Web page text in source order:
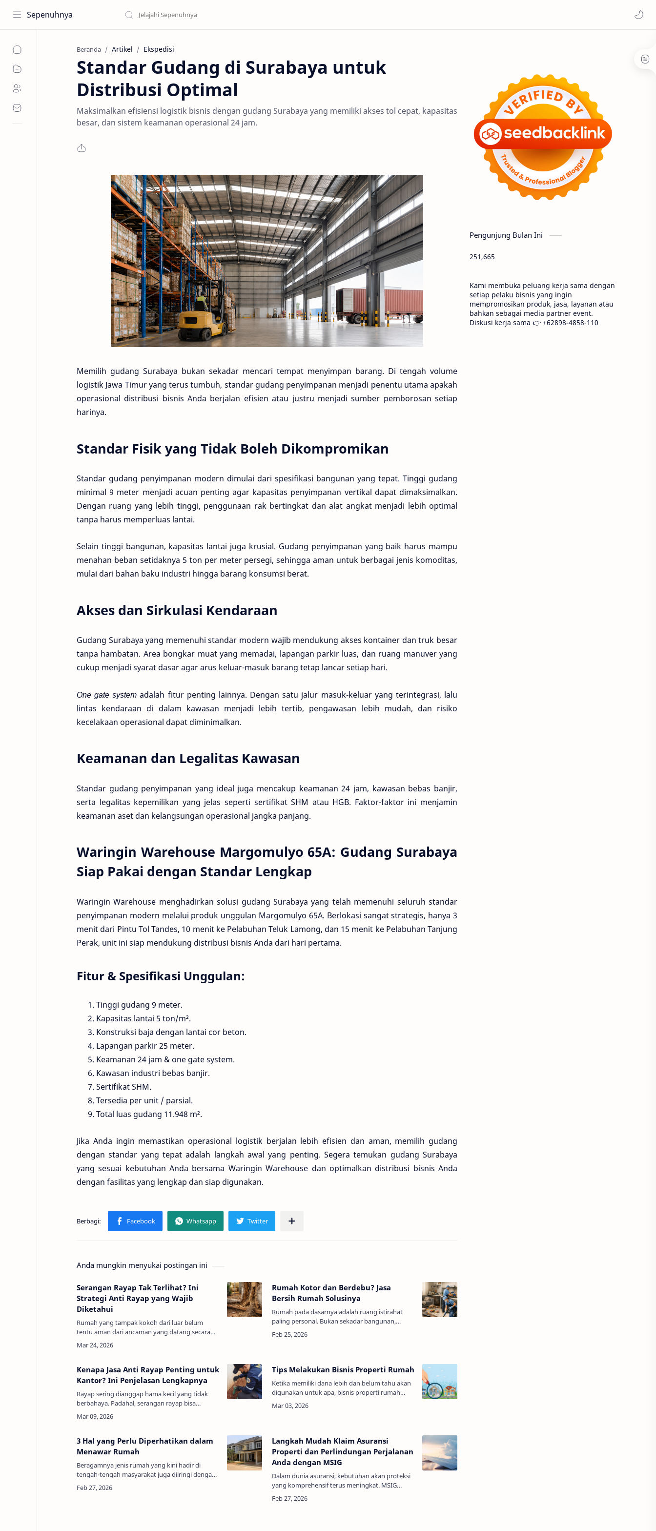
Sepenuhnya
Beranda Artikel Ekspedisi
Standar Gudang di Surabaya untuk
Distribusi Optimal
Maksimalkan efisiensi logistik bisnis dengan gudang Surabaya yang memiliki akses tol cepat, kapasitas
besar, dan sistem keamanan operasional 24 jam.
Memilih gudang Surabaya bukan sekadar mencari tempat menyimpan barang. Di tengah volume
logistik Jawa Timur yang terus tumbuh, standar gudang penyimpanan menjadi penentu utama apakah
operasional distribusi bisnis Anda berjalan efisien atau justru menjadi sumber pemborosan setiap
harinya.
Standar Fisik yang Tidak Boleh Dikompromikan
Standar gudang penyimpanan modern dimulai dari spesifikasi bangunan yang tepat. Tinggi gudang
minimal 9 meter menjadi acuan penting agar kapasitas penyimpanan vertikal dapat dimaksimalkan.
Dengan ruang yang lebih tinggi, penggunaan rak bertingkat dan alat angkat menjadi lebih optimal
tanpa harus memperluas lantai.
Selain tinggi bangunan, kapasitas lantai juga krusial. Gudang penyimpanan yang baik harus mampu
menahan beban setidaknya 5 ton per meter persegi, sehingga aman untuk berbagai jenis komoditas,
mulai dari bahan baku industri hingga barang konsumsi berat.
Akses dan Sirkulasi Kendaraan
Gudang Surabaya yang memenuhi standar modern wajib mendukung akses kontainer dan truk besar
tanpa hambatan. Area bongkar muat yang memadai, lapangan parkir luas, dan ruang manuver yang
cukup menjadi syarat dasar agar arus keluar-masuk barang tetap lancar setiap hari.
One gate systemadalah fitur penting lainnya. Dengan satu jalur masuk-keluar yang terintegrasi, lalu
lintas kendaraan di dalam kawasan menjadi lebih tertib, pengawasan lebih mudah, dan risiko
kecelakaan operasional dapat diminimalkan.
Keamanan dan Legalitas Kawasan
Standar gudang penyimpanan yang ideal juga mencakup keamanan 24 jam, kawasan bebas banjir,
serta legalitas kepemilikan yang jelas seperti sertifikat SHM atau HGB. Faktor-faktor ini menjamin
keamanan aset dan kelangsungan operasional jangka panjang.
Waringin Warehouse Margomulyo 65A: Gudang Surabaya
Siap Pakai dengan Standar Lengkap
Waringin Warehouse menghadirkan solusi gudang Surabaya yang telah memenuhi seluruh standar
penyimpanan modern melalui produk unggulan Margomulyo 65A. Berlokasi sangat strategis, hanya 3
menit dari Pintu Tol Tandes, 10 menit ke Pelabuhan Teluk Lamong, dan 15 menit ke Pelabuhan Tanjung
Perak, unit ini siap mendukung distribusi bisnis Anda dari hari pertama.
Fitur & Spesifikasi Unggulan:
Tinggi gudang 9 meter.
Kapasitas lantai 5 ton/m².
Konstruksi baja dengan lantai cor beton.
Lapangan parkir 25 meter.
Keamanan 24 jam & one gate system.
Kawasan industri bebas banjir.
Sertifikat SHM.
Tersedia per unit / parsial.
Total luas gudang 11.948 m².
Jika Anda ingin memastikan operasional logistik berjalan lebih efisien dan aman, memilih gudang
dengan standar yang tepat adalah langkah awal yang penting. Segera temukan gudang Surabaya
yang sesuai kebutuhan Anda bersama Waringin Warehouse dan optimalkan distribusi bisnis Anda
dengan fasilitas yang lengkap dan siap digunakan.
Anda mungkin menyukai postingan ini
Serangan Rayap Tak Terlihat? Ini
Strategi Anti Rayap yang Wajib
Diketahui
Rumah yang tampak kokoh dari luar belum
tentu aman dari ancaman yang datang secara
diam-diam. Banyak pemilik hunian baru
menyadari adanya kerusakan ketika kusen mulai
Rumah Kotor dan Berdebu? Jasa
Bersih Rumah Solusinya
Rumah pada dasarnya adalah ruang istirahat
paling personal. Bukan sekadar bangunan,
melainkan tempat melepas lelah, berkumpul
dengan keluarga, dan memulihkan energi
Kenapa Jasa Anti Rayap Penting untuk
Kantor? Ini Penjelasan Lengkapnya
Rayap sering dianggap hama kecil yang tidak
berbahaya. Padahal, serangan rayap bisa
menyebabkan kerusakan serius pada bangunan
kantor tanpa disadari.Beberapa tanda rayap
Tips Melakukan Bisnis Properti Rumah
Ketika memiliki dana lebih dan belum tahu akan
digunakan untuk apa, bisnis properti rumah
merupakan salah satu pilihan yang dapat anda
ambil untuk memutar dana tersebut. Se…
3 Hal yang Perlu Diperhatikan dalam
Menawar Rumah
Beragamnya jenis rumah yang kini hadir di
tengah-tengah masyarakat juga diiringi dengan
beragamnya harga. Tentu, semakin murah
hunian baru tersebut, permintaan dari
Langkah Mudah Klaim Asuransi
Properti dan Perlindungan Perjalanan
Anda dengan MSIG
Dalam dunia asuransi, kebutuhan akan proteksi
yang komprehensif terus meningkat. MSIG
Indonesia, sebagai pemimpin di industri
asuransi, memahami pentingnya memberikan
Pengunjung Bulan Ini
251,665
Kami membuka peluang kerja sama dengan
setiap pelaku bisnis yang ingin
mempromosikan produk, jasa, layanan atau
bahkan sebagai media partner event.
Diskusi kerja sama 👉 +62898-4858-110